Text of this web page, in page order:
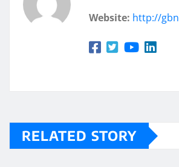
Website: http://
RELATED STORY